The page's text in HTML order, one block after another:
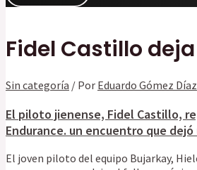
Fidel Castillo
Sin categoría / Por Eduardo Gómez Díaz
El piloto jienense, Fidel Castillo,
Endurance. un encuentro que
El joven piloto del equipo Bujarkay,